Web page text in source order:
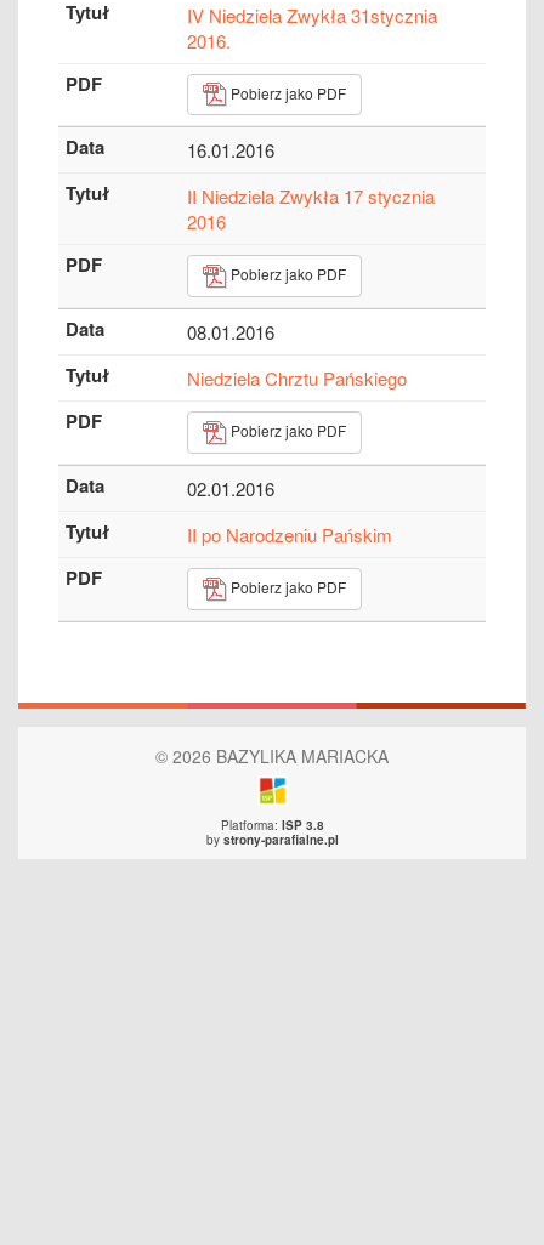
IV Niedziela Zwykła 31stycznia
2016.
Pobierz jako PDF
16.01.2016
II Niedziela Zwykła 17 stycznia
2016
Pobierz jako PDF
08.01.2016
Niedziela Chrztu Pańskiego
Pobierz jako PDF
02.01.2016
II po Narodzeniu Pańskim
Pobierz jako PDF
© 2026 BAZYLIKA MARIACKA
Platforma: ISP 3.8
by strony-parafialne.pl